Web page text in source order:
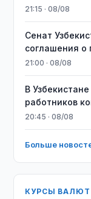
21:15 · 08/08
Сенат
соглашения
21:00 · 08/08
В
работников
20:45 · 08/08
Больше
КУРСЫ ВАЛЮТ